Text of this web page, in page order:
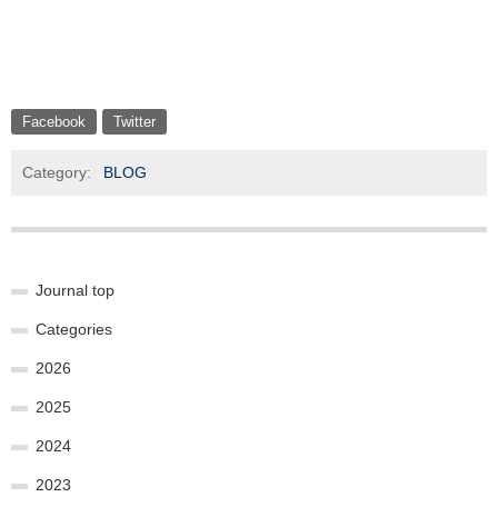
Facebook Twitter
Category: BLOG
Journal top
Categories
2026
2025
2024
2023